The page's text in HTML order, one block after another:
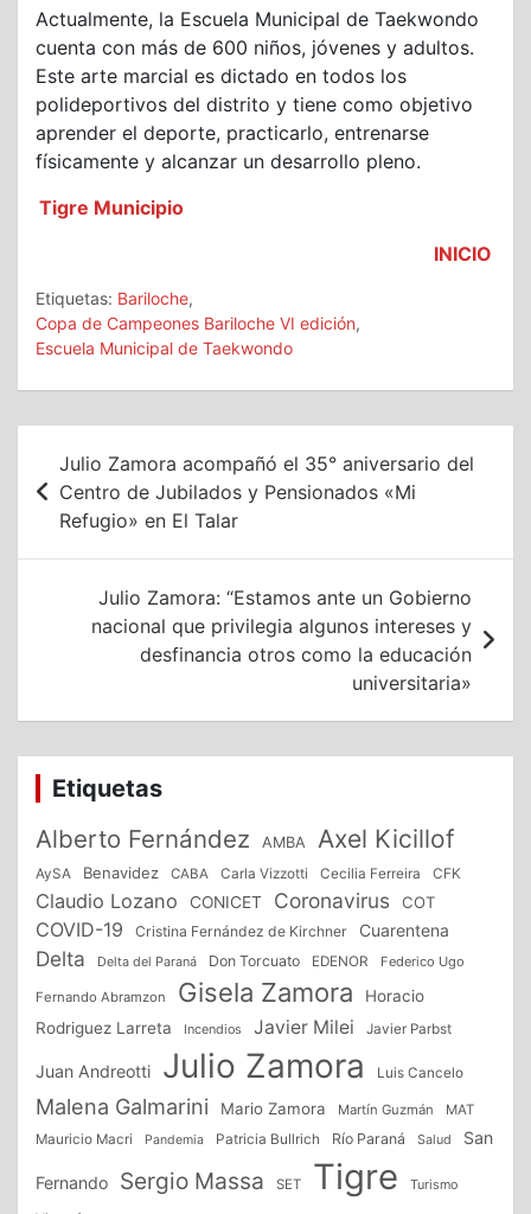
Actualmente, la Escuela Municipal de Taekwondo
cuenta con más de 600 niños, jóvenes y adultos.
Este arte marcial es dictado en todos los
polideportivos del distrito y tiene como objetivo
aprender el deporte, practicarlo, entrenarse
físicamente y alcanzar un desarrollo pleno.
Tigre Municipio
INICIO
Etiquetas: Bariloche,
Copa de Campeones Bariloche VI edición,
Escuela Municipal de Taekwondo
Navegación
de
entradas
Julio Zamora acompañó el 35° aniversario del
Centro de Jubilados y Pensionados «Mi
Refugio» en El Talar
Julio Zamora: “Estamos ante un Gobierno
nacional que privilegia algunos intereses y
desfinancia otros como la educación
universitaria»
Etiquetas
Alberto Fernández AMBA Axel Kicillof
AySA Benavidez CABA Carla Vizzotti Cecilia Ferreira CFK
Claudio Lozano CONICET Coronavirus COT
COVID-19 Cristina Fernández de Kirchner Cuarentena
Delta Delta del Paraná Don Torcuato EDENOR Federico Ugo
Fernando Abramzon Gisela Zamora
Horacio
Rodriguez Larreta
Incendios Javier Milei Javier Parbst
Juan Andreotti Julio Zamora Luis Cancelo
Malena Galmarini Mario Zamora Martín Guzmán
MAT
Mauricio Macri
Pandemia Patricia Bullrich Río Paraná Salud San
Fernando Sergio Massa SET Tigre Turismo